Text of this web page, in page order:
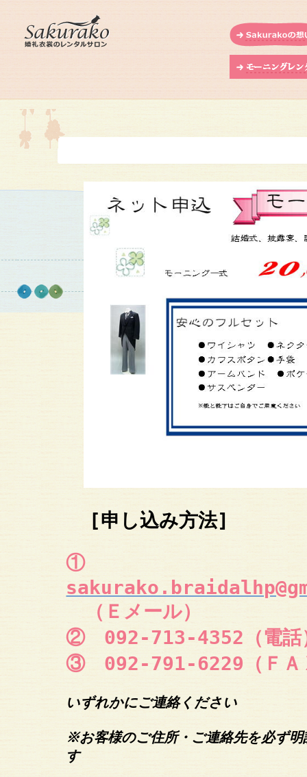
[申し込み方法]
①
（Ｅメール）
②
092-713-4352（電話
③
092-791-6229（ＦＡ
いずれかにご連絡ください
※お客様のご住所・ご連絡先を必ず
す